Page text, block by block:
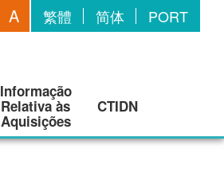
繁體 简体 PORT
A
Informação
Relativa às
Aquisições
CTIDN